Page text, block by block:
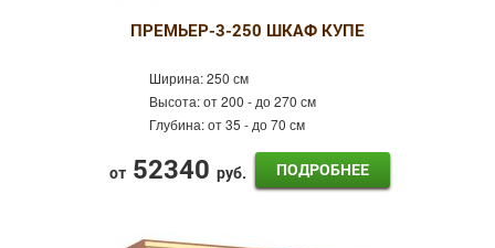
ПРЕМЬЕР-3-250 ШКАФ КУПЕ
Ширина:250 см
Высота:от 200 - до 270 см
Глубина:от 35 - до 70 см
от 52340 руб. ПОДРОБНЕЕ